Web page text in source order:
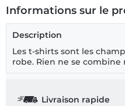
Informations sur le
Description
Les t-shirts sont les
robe. Rien ne se combine
Livraison rapide